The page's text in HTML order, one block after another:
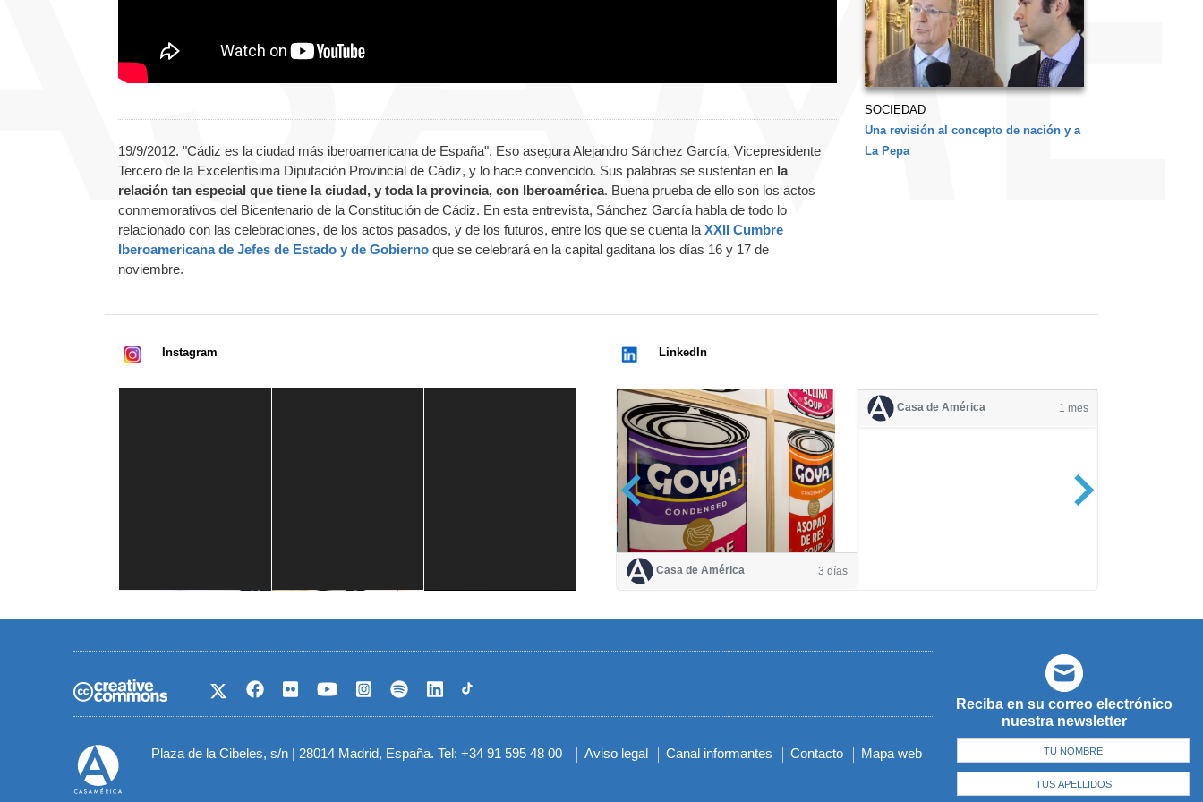
19/9/2012. "Cádiz es la ciudad más iberoamericana de España". Eso asegura Alejandro Sánchez García, Vicepresidente
Tercero de la Excelentísima Diputación Provincial de Cádiz, y lo hace convencido. Sus palabras se sustentan en la
relación tan especial que tiene la ciudad, y toda la provincia, con Iberoamérica. Buena prueba de ello son los actos
conmemorativos del Bicentenario de la Constitución de Cádiz. En esta entrevista, Sánchez García habla de todo lo
relacionado con las celebraciones, de los actos pasados, y de los futuros, entre los que se cuenta la XXII Cumbre
Iberoamericana de Jefes de Estado y de Gobierno que se celebrará en la capital gaditana los días 16 y 17 de
noviembre.
SOCIEDAD
Una revisión al concepto de nación y a
La Pepa
Instagram LinkedIn
Casa de América 3 días
Casa de América 1 mes
Reciba en su correo electrónico
nuestra newsletter
Plaza de la Cibeles, s/n | 28014 Madrid, España. Tel: +34 91 595 48 00
Menú
Aviso legal Canal informantes Contacto Mapa web